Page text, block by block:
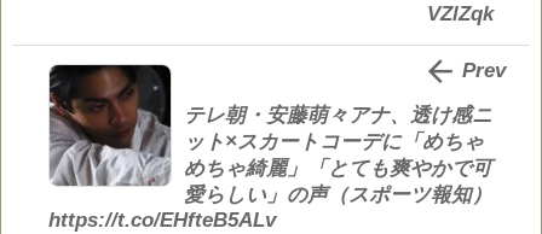
VZlZqk
テレ朝・安藤萌々アナ、透け感ニ
ット×スカートコーデに「めちゃ
めちゃ綺麗」「とても爽やかで可
愛らしい」の声（スポーツ報知）
https://t.co/EHfteB5ALv
 Prev